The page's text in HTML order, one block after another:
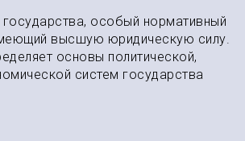
особый нормативный
высшую юридическую силу.
основы политической,
систем государства